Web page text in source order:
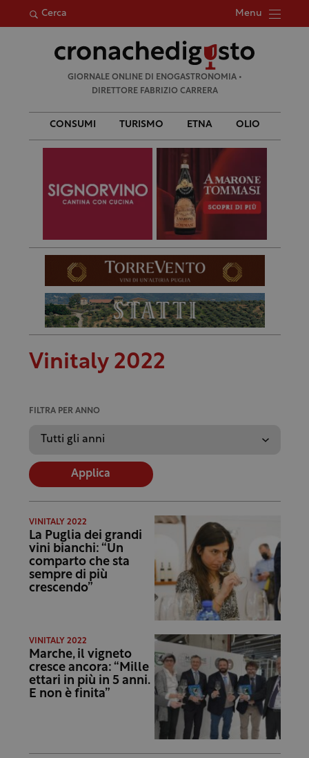
Cerca Menu
per:
GIORNALE ONLINE DI ENOGASTRONOMIA •
DIRETTORE FABRIZIO CARRERA
CONSUMI TURISMO ETNA OLIO
Vinitaly 2022
FILTRA PER ANNO
Applica
VINITALY 2022
La Puglia dei grandi
vini bianchi: “Un
comparto che sta
sempre di più
crescendo”
VINITALY 2022
Marche, il vigneto
cresce ancora: “Mille
ettari in più in 5 anni.
E non è finita”